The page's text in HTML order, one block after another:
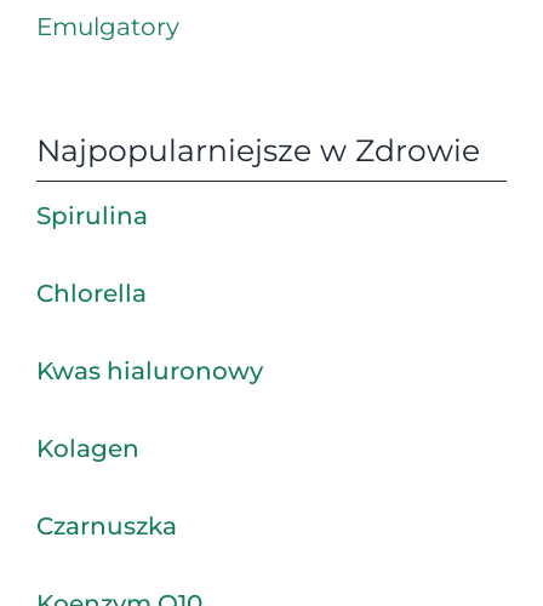
Emulgatory
Najpopularniejsze w Zdrowie
Spirulina
Chlorella
Kwas hialuronowy
Kolagen
Czarnuszka